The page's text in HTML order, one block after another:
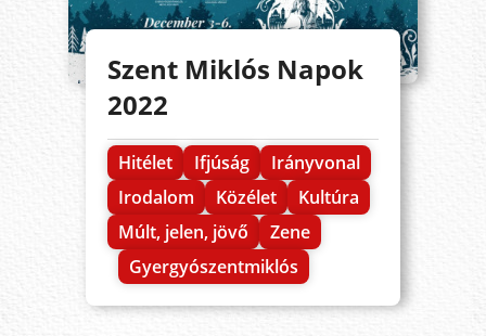
Szent Miklós Napok
2022
Hitélet Ifjúság
Irányvonal
Irodalom
Közélet
Kultúra
Múlt, jelen, jövő
Zene
Gyergyószentmiklós